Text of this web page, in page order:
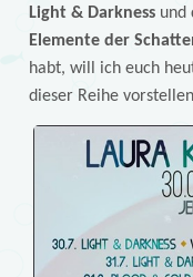
Light & Darknessund
Elemente der
habt, will ich euch
dieser Reihe